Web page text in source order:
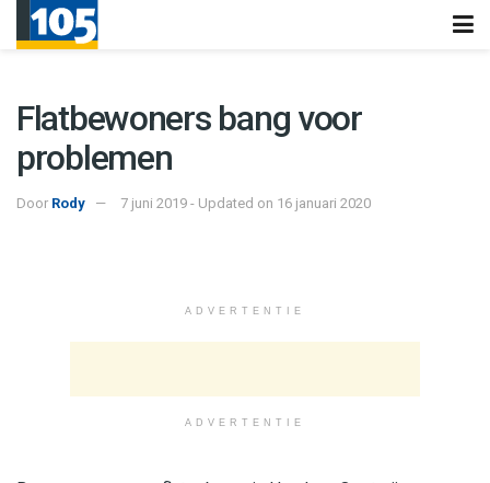
Flatbewoners bang voor
problemen
Door Rody 7 juni 2019 - Updated on 16 januari 2020
ADVERTENTIE
ADVERTENTIE